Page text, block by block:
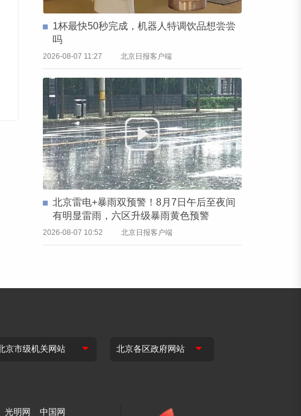
1杯最快50秒完成，机器人特调饮品想尝尝
吗
2026-08-07 11:27 北京日报客户端
北京雷电+暴雨双预警！8月7日午后至夜间
有明显雷雨，六区升级暴雨黄色预警
2026-08-07 10:52 北京日报客户端
光明网 中国网